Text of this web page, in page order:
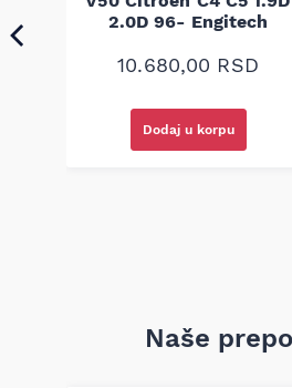
2.0D 96- Engitech
10.680,00 RSD
Dodaj u korpu
Naše